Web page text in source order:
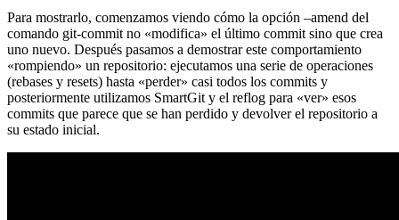
Para mostrarlo, comenzamos viendo cómo la opción –amend del
comando git-commit no «modifica» el último commit sino que crea
uno nuevo. Después pasamos a demostrar este comportamiento
«rompiendo» un repositorio: ejecutamos una serie de operaciones
(rebases y resets) hasta «perder» casi todos los commits y
posteriormente utilizamos SmartGit y el reflog para «ver» esos
commits que parece que se han perdido y devolver el repositorio a
su estado inicial.